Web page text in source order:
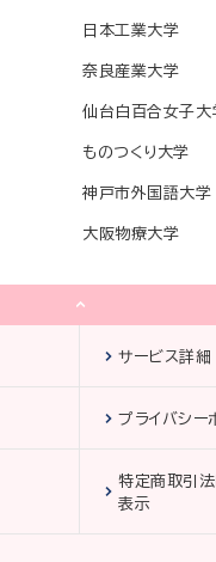
日本工業大学
奈良産業大学
仙台白百合女子大
ものつくり大学
神戸市外国語大学
大阪物療大学
サービス詳細
プライバシー
特定商取引法
表示